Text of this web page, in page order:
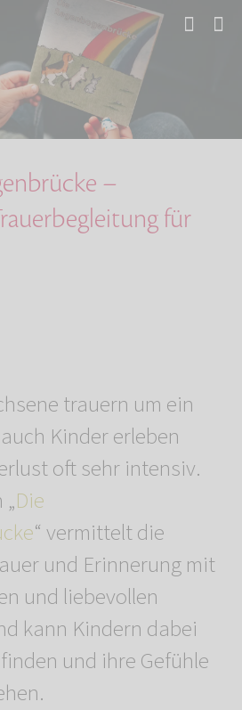
Trauerbegl…
–
für
trauern um ein
Kinder erleben
oft sehr intensiv.
Die
“ vermittelt die
und Erinnerung mit
und liebevollen
kann Kindern dabei
und ihre Gefühle